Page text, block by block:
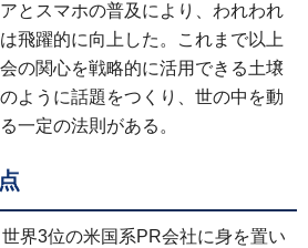
とスマホの普及により、われわれ
飛躍的に向上した。これまで以上
の関心を戦略的に活用できる土壌
ように話題をつくり、世の中を動
一定の法則がある。
界3位の米国系PR会社に身を置い